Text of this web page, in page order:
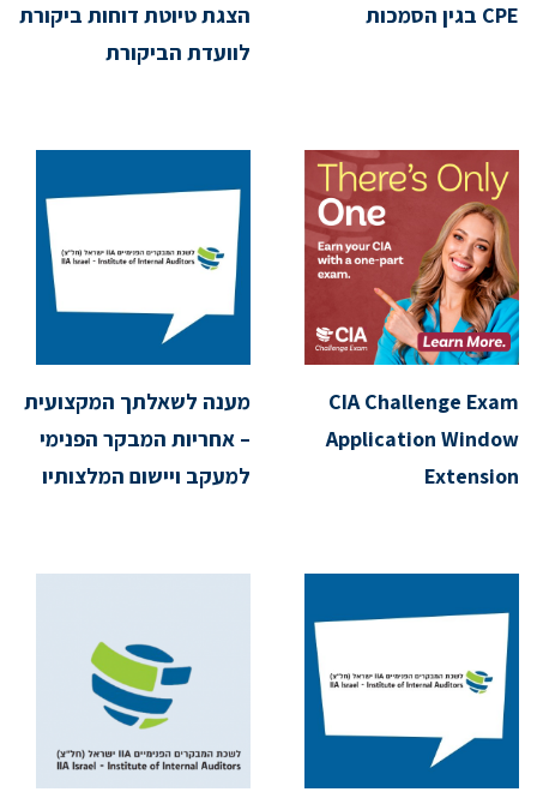
CPE בגין הסמכות
הצגת טיוטת דוחות ביקורת
לוועדת הביקורת
CIA Challenge Exam
Application Window
Extension
מענה לשאלתך המקצועית
– אחריות המבקר הפנימי
למעקב ויישום המלצותיו